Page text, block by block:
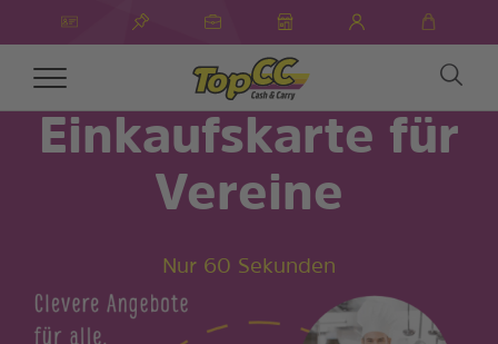
Toggle
Einkaufskarte für
Vereine
Nur 60 Sekunden